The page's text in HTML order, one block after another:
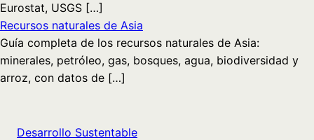
Eurostat, USGS […]
Recursos naturales de Asia
Guía completa de los recursos naturales de Asia:
minerales, petróleo, gas, bosques, agua, biodiversidad y
arroz, con datos de […]
Desarrollo Sustentable